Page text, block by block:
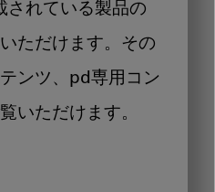
れている製品の
ただけます。その
ンツ、pd専用コン
いただけます。